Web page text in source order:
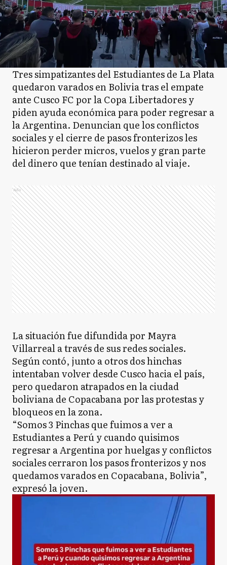
Tres simpatizantes del Estudiantes de La Plata
quedaron varados en Bolivia tras el empate
ante Cusco FC por la Copa Libertadores y
piden ayuda económica para poder regresar a
la Argentina. Denuncian que los conflictos
sociales y el cierre de pasos fronterizos les
hicieron perder micros, vuelos y gran parte
del dinero que tenían destinado al viaje.
Ads
La situación fue difundida por Mayra
Villarreal a través de sus redes sociales.
Según contó, junto a otros dos hinchas
intentaban volver desde Cusco hacia el país,
pero quedaron atrapados en la ciudad
boliviana de Copacabana por las protestas y
bloqueos en la zona.
“Somos 3 Pinchas que fuimos a ver a
Estudiantes a Perú y cuando quisimos
regresar a Argentina por huelgas y conflictos
sociales cerraron los pasos fronterizos y nos
quedamos varados en Copacabana, Bolivia”,
expresó la joven.